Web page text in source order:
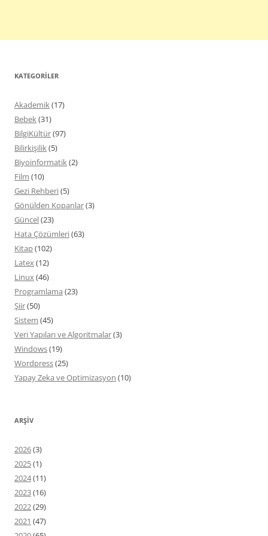
KATEGORILER
Akademik(17)
Bebek(31)
BilgiKültür(97)
Bilirkişilik(5)
Biyoinformatik(2)
Film (10)
Gezi Rehberi(5)
Gönülden Kopanlar(3)
Güncel(23)
Hata Çözümleri(63)
Kitap(102)
Latex(12)
Linux(46)
Programlama (23)
Şiir(50)
Sistem (45)
Veri Yapıları ve Algoritmalar(3)
Windows(19)
Wordpress(25)
Yapay Zeka ve Optimizasyon (10)
ARŞIV
2026(3)
2025(1)
2024(11)
2023(16)
2022(29)
2021 (47)